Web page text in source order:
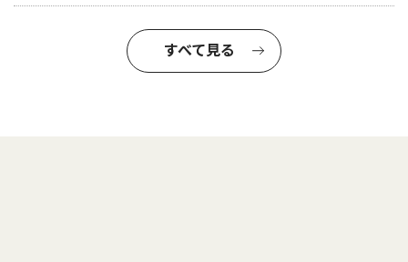
すべて見る